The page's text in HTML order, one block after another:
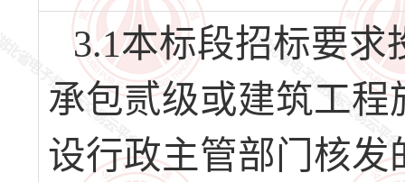
3.1本标段招标要
承包贰级或建筑工
设行政主管部门核